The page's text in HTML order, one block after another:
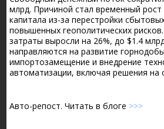
млрд. Причиной стал временный
капитала из-за перестройки
повышенных геополитических
затраты выросли на 26%, до $1.4
направляются на развитие
импортозамещение и внедрение
автоматизации, включая решения на
Авто-репост. Читать в блоге >>>